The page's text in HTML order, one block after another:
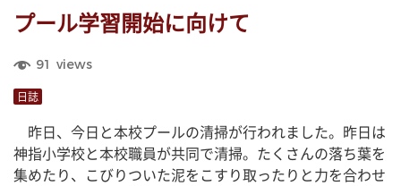
プール学習開始に向けて
91 views
日誌
昨日、今日と本校プールの清掃が行われました。昨日は
神指小学校と本校職員が共同で清掃。たくさんの落ち葉を
集めたり、こびりついた泥をこすり取ったりと力を合わせ